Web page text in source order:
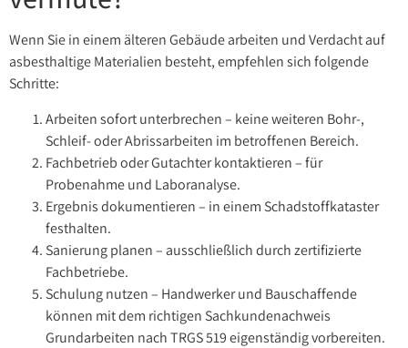
Wenn Sie in einem älteren Gebäude arbeiten und Verdacht auf
asbesthaltige Materialien besteht, empfehlen sich folgende
Schritte:
Arbeiten sofort unterbrechen – keine weiteren Bohr-,
Schleif- oder Abrissarbeiten im betroffenen Bereich.
Fachbetrieb oder Gutachter kontaktieren – für
Probenahme und Laboranalyse.
Ergebnis dokumentieren – in einem Schadstoffkataster
festhalten.
Sanierung planen – ausschließlich durch zertifizierte
Fachbetriebe.
Schulung nutzen – Handwerker und Bauschaffende
können mit dem richtigen Sachkundenachweis
Grundarbeiten nach TRGS 519 eigenständig vorbereiten.